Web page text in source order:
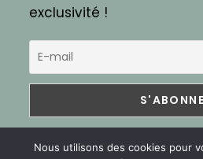
exclusivité !
Nous utilisons des cookies pour